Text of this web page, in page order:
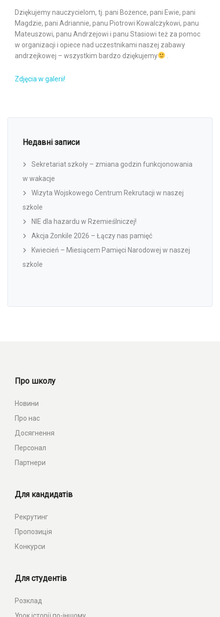
Dziękujemy nauczycielom, tj. pani Bożence, pani Ewie, pani
Magdzie, pani Adriannie, panu Piotrowi Kowalczykowi, panu
Mateuszowi, panu Andrzejowi i panu Stasiowi też za pomoc
w organizacji i opiece nad uczestnikami naszej zabawy
andrzejkowej – wszystkim bardzo dziękujemy
Zdjęcia w galerii!
Недавні записи
Sekretariat szkoły – zmiana godzin funkcjonowania
w wakacje
Wizyta Wojskowego Centrum Rekrutacji w naszej
szkole
NIE dla hazardu w Rzemieślniczej!
Akcja Żonkile 2026 – Łączy nas pamięć
Kwiecień – Miesiącem Pamięci Narodowej w naszej
szkole
Про школу
Новини
Про нас
Досягнення
Персонал
Партнери
Для кандидатів
Рекрутинг
Пропозиція
Конкурси
Для студентів
Розклад